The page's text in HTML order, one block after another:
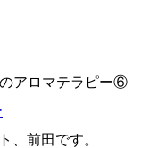
アロマテラピー⑥
、前田です。